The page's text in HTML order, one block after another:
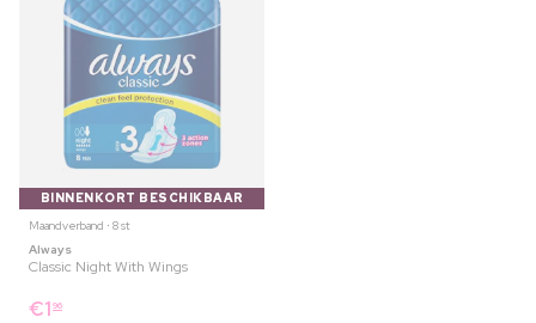
BINNENKORT BESCHIKBAAR
Maandverband ⋅ 8 st
Always
Classic Night With Wings
€1 96